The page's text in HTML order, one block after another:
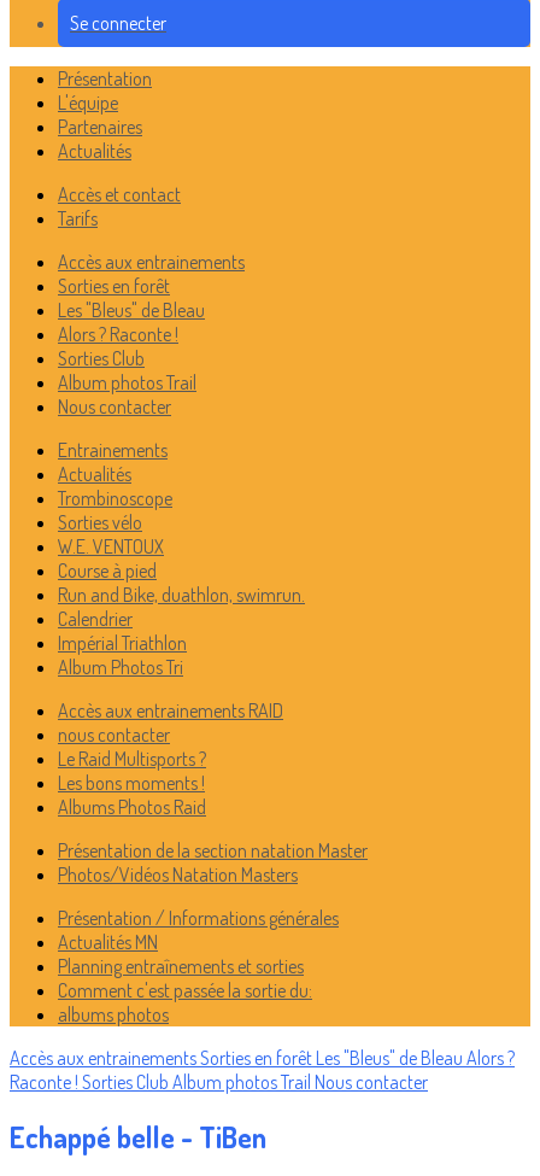
Se connecter
Présentation
L'équipe
Partenaires
Actualités
Accès et contact
Tarifs
Accès aux entrainements
Sorties en forêt
Les "Bleus" de Bleau
Alors ? Raconte !
Sorties Club
Album photos Trail
Nous contacter
Entrainements
Actualités
Trombinoscope
Sorties vélo
W.E. VENTOUX
Course à pied
Run and Bike, duathlon, swimrun.
Calendrier
Impérial Triathlon
Album Photos Tri
Accès aux entrainements RAID
nous contacter
Le Raid Multisports ?
Les bons moments !
Albums Photos Raid
Présentation de la section natation Master
Photos/Vidéos Natation Masters
Présentation / Informations générales
Actualités MN
Planning entraînements et sorties
Comment c'est passée la sortie du:
albums photos
Accès aux entrainementsSorties en forêt Les "Bleus" de Bleau Alors ?
Raconte ! Sorties Club Album photos Trail Nous contacter
Echappé belle - TiBen